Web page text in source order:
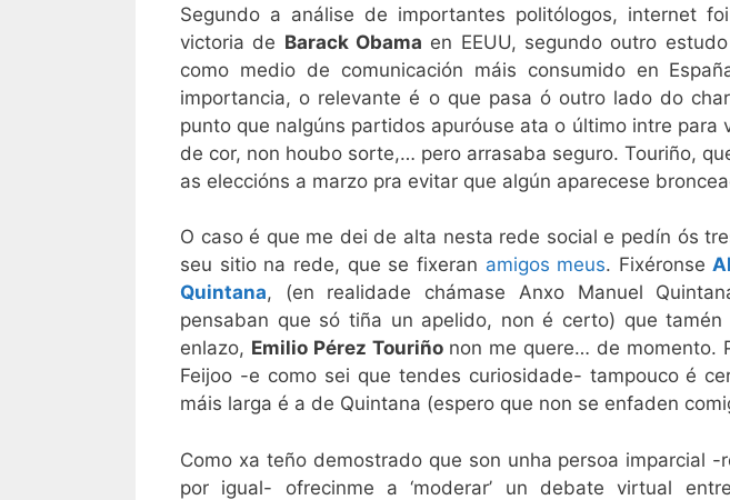
Segundo a análise de importantes politólogos, internet
victoria de Barack Obama en EEUU, segundo outro estudo
como medio de comunicación máis consumido en
importancia, o relevante é o que pasa ó outro lado do
punto que nalgúns partidos apuróuse ata o último intre para
de cor, non houbo sorte,… pero arrasaba seguro. Touriño,
as eleccións a marzo pra evitar que algún aparecese
O caso é que me dei de alta nesta rede social e pedín ós
seu sitio na rede, que se fixeran amigos meus. Fixéronse
Quintana, (en realidade chámase Anxo Manuel
pensaban que só tiña un apelido, non é certo) que
enlazo, Emilio Pérez Touriñonon me quere… de momento.
Feijoo -e como sei que tendes curiosidade- tampouco é
máis larga é a de Quintana (espero que non se enfaden
Como xa teño demostrado que son unha persoa imparcial
por igual- ofrecinme a ‘moderar’ un debate virtual